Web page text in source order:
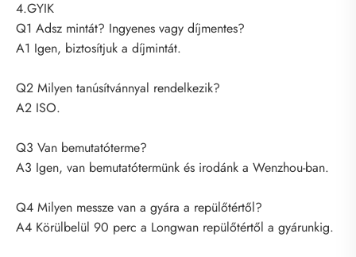
4.GYIK
Q1 Adsz mintát? Ingyenes vagy díjmentes?
A1 Igen, biztosítjuk a díjmintát.
Q2 Milyen tanúsítvánnyal rendelkezik?
A2 ISO.
Q3 Van bemutatóterme?
A3 Igen, van bemutatótermünk és irodánk a Wenzhou-ban.
Q4 Milyen messze van a gyára a repülőtértől?
A4 Körülbelül 90 perc a Longwan repülőtértől a gyárunkig.